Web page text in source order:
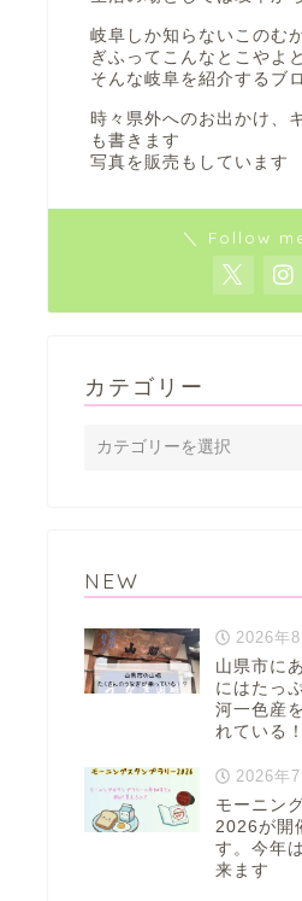
岐阜しか知らないこのむ
ぎふってこんなとこやよと
そんな岐阜を紹介するブ
時々県外へのお出かけ、
も書きます
写真を販売もしています
＼ Follow
カテゴリー
NEW
2026年8
山県市に
にはたっ
河一色産
れている！
2026年
モーニン
2026が開
す。今年
来ます